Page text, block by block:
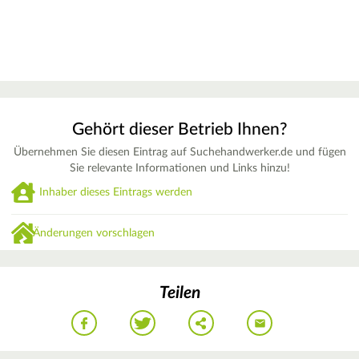
Gehört dieser Betrieb Ihnen?
Übernehmen Sie diesen Eintrag auf Suchehandwerker.de und fügen
Sie relevante Informationen und Links hinzu!
Inhaber dieses Eintrags werden
Änderungen vorschlagen
Teilen